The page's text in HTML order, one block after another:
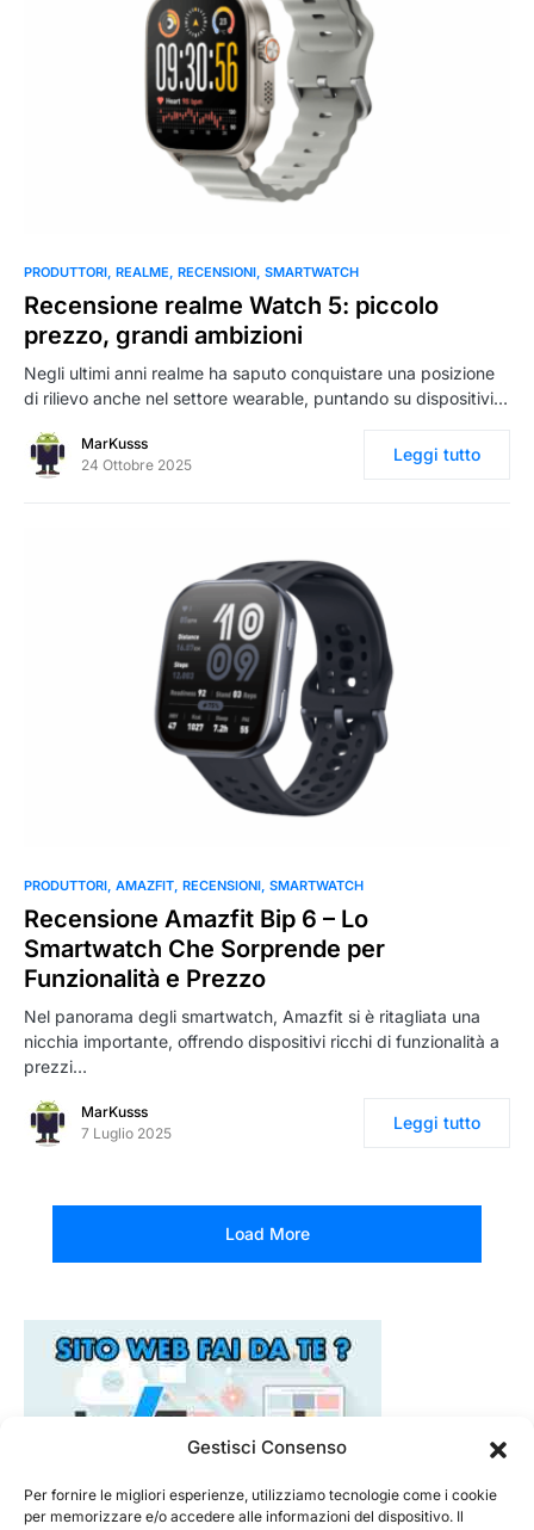
Gestisci Consenso
Per fornire le migliori esperienze, utilizziamo tecnologie come i cookie
per memorizzare e/o accedere alle informazioni del dispositivo. Il
0
PRODUTTORI REALME RECENSIONI SMARTWATCH
Recensione realme Watch 5: piccolo
prezzo, grandi ambizioni
Negli ultimi anni realme ha saputo conquistare una posizione
di rilievo anche nel settore wearable, puntando su dispositivi…
MarKusss
24 Ottobre 2025
Leggi tutto
0
PRODUTTORI AMAZFIT RECENSIONI SMARTWATCH
Recensione Amazfit Bip 6 – Lo
Smartwatch Che Sorprende per
Funzionalità e Prezzo
Nel panorama degli smartwatch, Amazfit si è ritagliata una
nicchia importante, offrendo dispositivi ricchi di funzionalità a
prezzi…
MarKusss
7 Luglio 2025
Leggi tutto
Load More